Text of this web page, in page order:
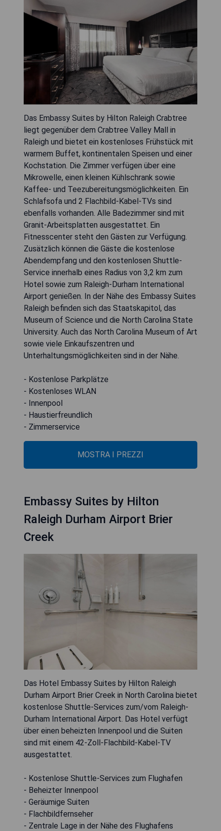
Das Embassy Suites by Hilton Raleigh Crabtree
liegt gegenüber dem Crabtree Valley Mall in
Raleigh und bietet ein kostenloses Frühstück mit
warmem Buffet, kontinentalen Speisen und einer
Kochstation. Die Zimmer verfügen über eine
Mikrowelle, einen kleinen Kühlschrank sowie
Kaffee- und Teezubereitungsmöglichkeiten. Ein
Schlafsofa und 2 Flachbild-Kabel-TVs sind
ebenfalls vorhanden. Alle Badezimmer sind mit
Granit-Arbeitsplatten ausgestattet. Ein
Fitnesscenter steht den Gästen zur Verfügung.
Zusätzlich können die Gäste die kostenlose
Abendempfang und den kostenlosen Shuttle-
Service innerhalb eines Radius von 3,2 km zum
Hotel sowie zum Raleigh-Durham International
Airport genießen. In der Nähe des Embassy Suites
Raleigh befinden sich das Staatskapitol, das
Museum of Science und die North Carolina State
University. Auch das North Carolina Museum of Art
sowie viele Einkaufszentren und
Unterhaltungsmöglichkeiten sind in der Nähe.
- Kostenlose Parkplätze
- Kostenloses WLAN
- Innenpool
- Haustierfreundlich
- Zimmerservice
MOSTRA I PREZZI
Embassy Suites by Hilton
Raleigh Durham Airport Brier
Creek
Das Hotel Embassy Suites by Hilton Raleigh
Durham Airport Brier Creek in North Carolina bietet
kostenlose Shuttle-Services zum/vom Raleigh-
Durham International Airport. Das Hotel verfügt
über einen beheizten Innenpool und die Suiten
sind mit einem 42-Zoll-Flachbild-Kabel-TV
ausgestattet.
- Kostenlose Shuttle-Services zum Flughafen
- Beheizter Innenpool
- Geräumige Suiten
- Flachbildfernseher
- Zentrale Lage in der Nähe des Flughafens